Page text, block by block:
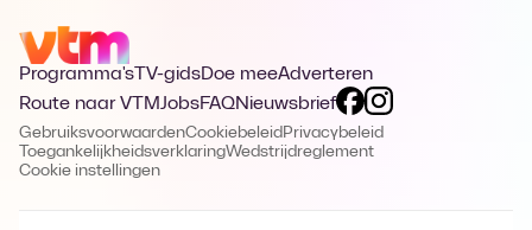
Programma's TV-gidsDoe meeAdverteren
Route naar VTMJobsFAQNieuwsbrief
GebruiksvoorwaardenCookiebeleid Privacybeleid
ToegankelijkheidsverklaringWedstrijdreglement
Cookie instellingen